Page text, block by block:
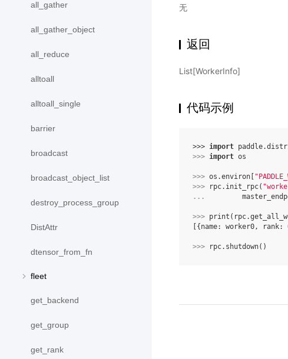
all_gather
all_gather_object
all_reduce
alltoall
alltoall_single
barrier
broadcast
broadcast_object_list
destroy_process_group
DistAttr
dtensor_from_fn
fleet
get_backend
get_group
get_rank
无
返回
List[WorkerInfo]
代码示例
>>> import
>>> import os
>>> os .environ
>>>
rpc. init_rpc(
...
>>> print ( rpc.
[{name: worker0, rank:
>>> rpc. shutdown()